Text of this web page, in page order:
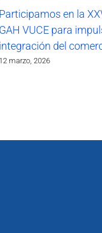
Participamos en la
GAH VUCE para
integración del
12 marzo, 2026